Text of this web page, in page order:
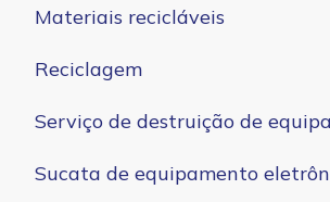
Materiais recicláveis
Reciclagem
Serviço de destruição de
Sucata de equipamento